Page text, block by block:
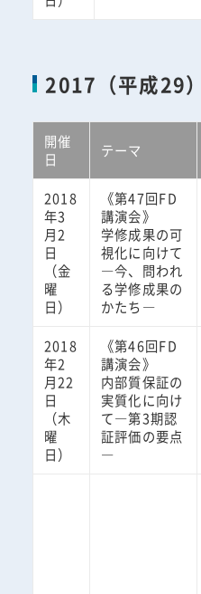
2017（平成29
開催
日
テーマ
2018
年3
月2
日
（金
曜
日）
《第47回FD
講演会》
学修成果の可
視化に向けて
―今、問われ
る学修成果の
かたち―
2018
年2
月22
日
（木
曜
日）
《第46回FD
講演会》
内部質保証の
実質化に向け
て―第3期認
証評価の要点
―